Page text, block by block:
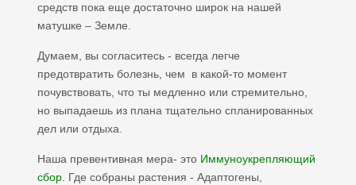
средств пока еще достаточно широк на нашей
матушке – Земле.
Думаем, вы согласитесь - всегда легче
предотвратить болезнь, чем в какой-то момент
почувствовать, что ты медленно или стремительно,
но выпадаешь из плана тщательно спланированных
дел или отдыха.
Наша превентивная мера- это Иммуноукрепляющий
сбор. Где собраны растения - Адаптогены,